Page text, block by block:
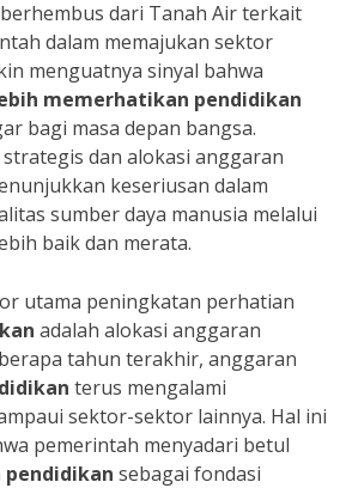
dari Tanah Air terkait
dalam memajukan sektor
menguatnya sinyal bahwa
memerhatikan pendidikan
bagi masa depan bangsa.
dan alokasi anggaran
keseriusan dalam
sumber daya manusia melalui
baik dan merata.
utama peningkatan perhatian
adalah alokasi anggaran
tahun terakhir, anggaran
terus mengalami
sektor-sektor lainnya. Hal ini
pemerintah menyadari betul
pendidikan sebagai fondasi